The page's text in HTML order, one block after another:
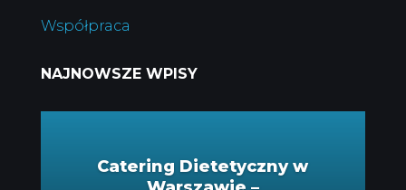
Współpraca
NAJNOWSZE WPISY
Catering Dietetyczny w